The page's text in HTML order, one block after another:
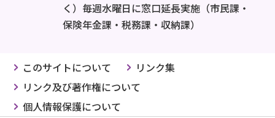
く）毎週水曜日に窓口延長実施（市民課・
保険年金課・税務課・収納課）
このサイトについて
リンク集
リンク及び著作権について
個人情報保護について